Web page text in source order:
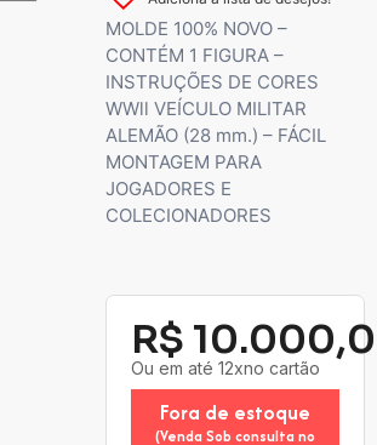
MOLDE 100% NOVO –
CONTÉM 1 FIGURA –
INSTRUÇÕES DE CORES
WWll VEÍCULO MILITAR
ALEMÃO (28 mm.) – FÁCIL
MONTAGEM PARA
JOGADORES E
COLECIONADORES
R$
Ou em até 12xno cartão
Fora de estoque
(Venda Sob consulta no